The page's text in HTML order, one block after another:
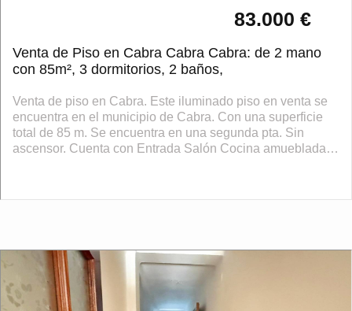
83.000 €
Venta de Piso en Cabra Cabra Cabra: de 2 mano
con 85m², 3 dormitorios, 2 baños,
Venta de piso en Cabra. Este iluminado piso en venta se
encuentra en el municipio de Cabra. Con una superficie
total de 85 m. Se encuentra en una segunda pta. Sin
ascensor. Cuenta con Entrada Salón Cocina amueblada